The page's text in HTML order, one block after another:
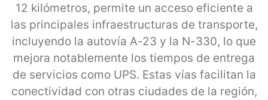
12 kilómetros, permite un acceso eficiente a
las principales infraestructuras de transporte,
incluyendo la autovía A-23 y la N-330, lo que
mejora notablemente los tiempos de entrega
de servicios como UPS. Estas vías facilitan la
conectividad con otras ciudades de la región,